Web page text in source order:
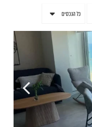
כל הנכסים